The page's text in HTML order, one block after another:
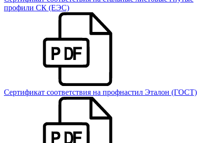
профили СК (ЕЭС)
Сертификат соответствия на профнастил Эталон (ГОСТ)